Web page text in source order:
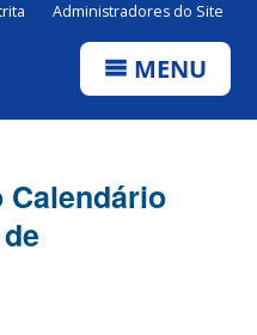
Administradores do Site
MENU
Calendário